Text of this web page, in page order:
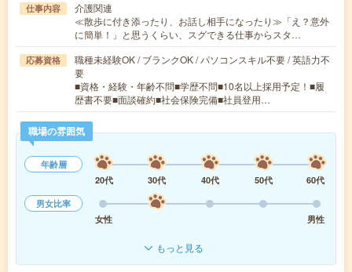
仕事内容
介護関連
≪散歩に付き添ったり、お話し相手になったり≫「え？意外
に簡単！」と思うくらい、スグできる仕事からスタ…
応募資格
職種未経験OK / ブランクOK / パソコンスキル不要 / 英語力不
要
■資格・経験・年齢不問■学歴不問■10名以上採用予定！■履
歴書不要■面談確約■社会保険完備■社員登用…
職場の雰囲気
年齢層
20代
30代 40代 50代
60代
男女比率
女性
男性
もっと見る